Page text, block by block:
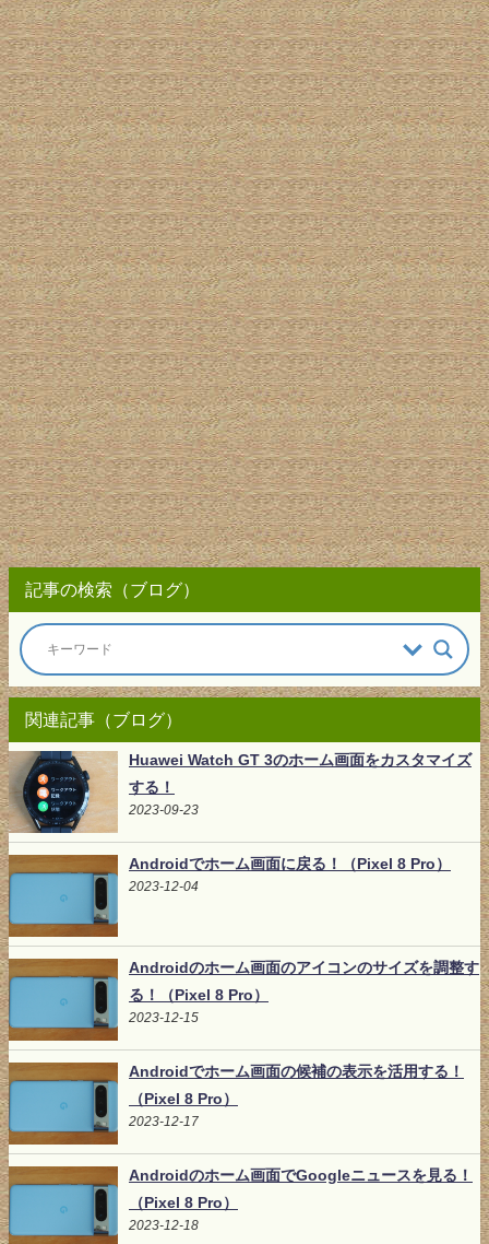
記事の検索（ブログ）
関連記事（ブログ）
Huawei Watch GT 3のホーム画面をカスタマイズ
する！
2023-09-23
Androidでホーム画面に戻る！（Pixel 8 Pro）
2023-12-04
Androidのホーム画面のアイコンのサイズを調整す
る！（Pixel 8 Pro）
2023-12-15
Androidでホーム画面の候補の表示を活用する！
（Pixel 8 Pro）
2023-12-17
Androidのホーム画面でGoogleニュースを見る！
（Pixel 8 Pro）
2023-12-18